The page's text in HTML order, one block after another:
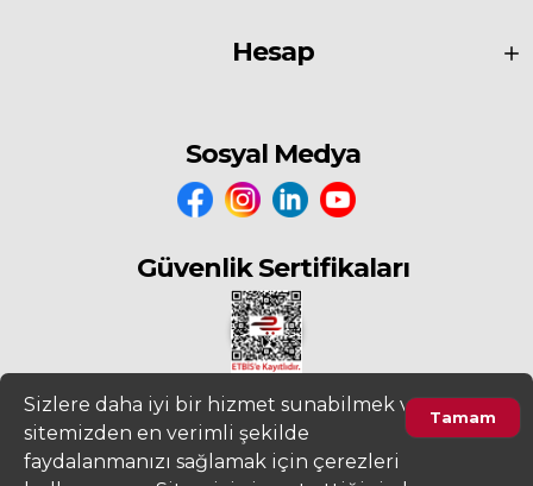
Hesap
Sosyal Medya
Güvenlik Sertifikaları
2022 www.fiyatdeposu.com
Altera Bilgi Teknolojileri LTD. ŞTİ. Her
Hakkı Saklıdır.
Tamam
Sizlere daha iyi bir hizmet sunabilmek ve
sitemizden en verimli şekilde
faydalanmanızı sağlamak için çerezleri